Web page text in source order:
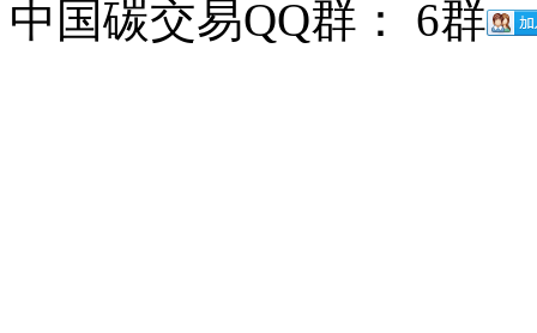
中国碳交易QQ群： 6群